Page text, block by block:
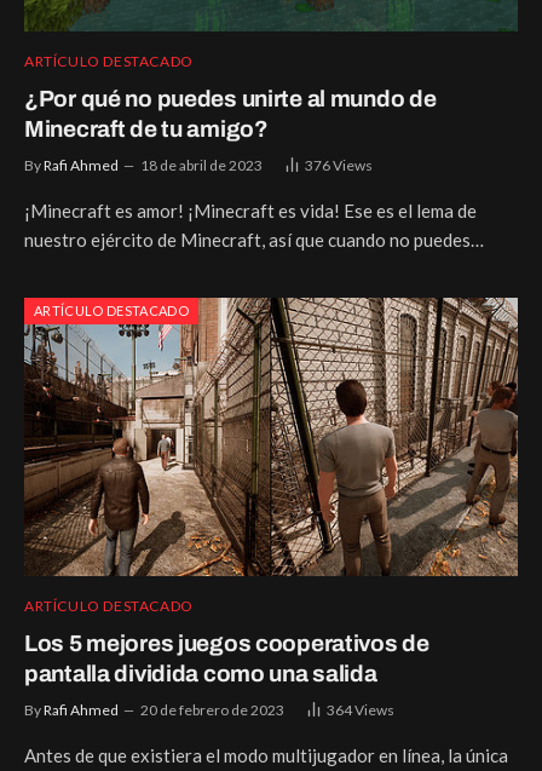
ARTÍCULO DESTACADO
¿Por qué no puedes unirte al mundo de
Minecraft de tu amigo?
ByRafi Ahmed 18 de abril de 2023 376Views
¡Minecraft es amor! ¡Minecraft es vida! Ese es el lema de
nuestro ejército de Minecraft, así que cuando no puedes…
ARTÍCULO DESTACADO
ARTÍCULO DESTACADO
Los 5 mejores juegos cooperativos de
pantalla dividida como una salida
ByRafi Ahmed 20 de febrero de 2023 364Views
Antes de que existiera el modo multijugador en línea, la única